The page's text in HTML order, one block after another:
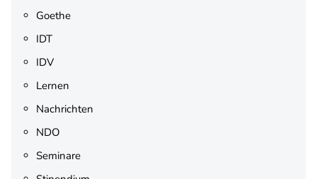
Goethe
IDT
IDV
Lernen
Nachrichten
NDO
Seminare